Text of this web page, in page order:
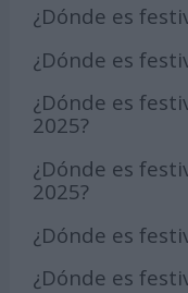
¿Dónde es
¿Dónde es
¿Dónde es
2025?
¿Dónde es
2025?
¿Dónde es
¿Dónde es